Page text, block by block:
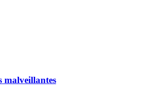
malveillantes